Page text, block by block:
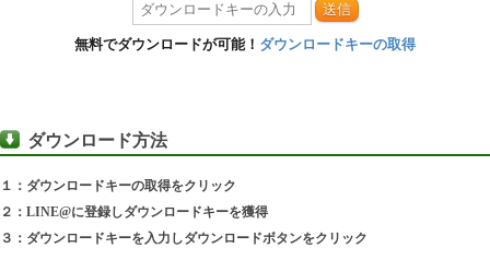
送信
無料でダウンロードが可能！ ダウンロードキーの取得
ダウンロード方法
１：ダウンロードキーの取得をクリック
２：LINE@に登録しダウンロードキーを獲得
３：ダウンロードキーを入力しダウンロードボタンをクリック